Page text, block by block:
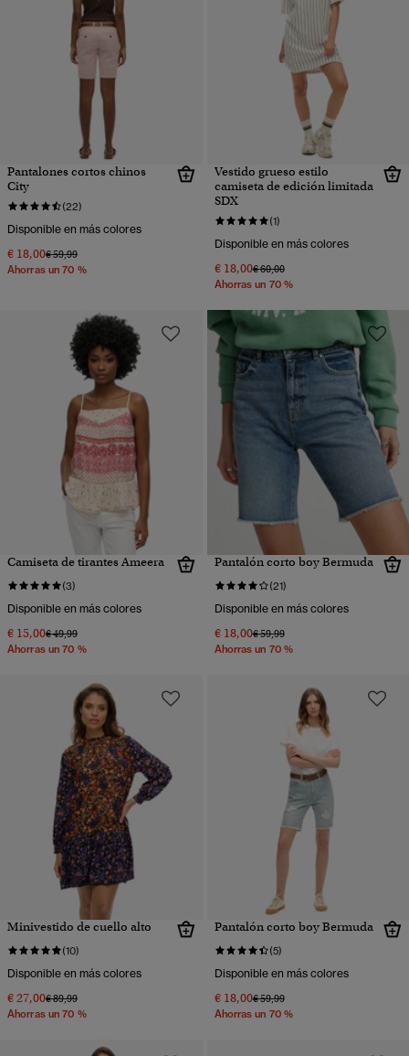
Pantalones cortos chinos
City
(22)
Disponible en más colores
€ 18,00Precio rebajado de
€ 59,99a
Ahorras un 70 %
Vestido grueso estilo
camiseta de edición limitada
SDX
(1)
Disponible en más colores
€ 18,00Precio rebajado de
€ 60,00a
Ahorras un 70 %
Camiseta de tirantes Ameera
(3)
Disponible en más colores
€ 15,00Precio rebajado de
€ 49,99a
Ahorras un 70 %
Pantalón corto boy Bermuda
(21)
Disponible en más colores
€ 18,00Precio rebajado de
€ 59,99a
Ahorras un 70 %
Minivestido de cuello alto
(10)
Disponible en más colores
€ 27,00Precio rebajado de
€ 89,99a
Ahorras un 70 %
Pantalón corto boy Bermuda
(5)
Disponible en más colores
€ 18,00Precio rebajado de
€ 59,99a
Ahorras un 70 %